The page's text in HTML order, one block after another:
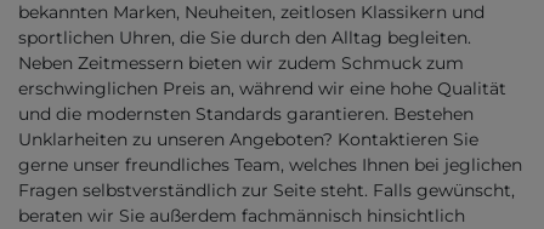
bekannten Marken, Neuheiten, zeitlosen Klassikern und
sportlichen Uhren, die Sie durch den Alltag begleiten.
Neben Zeitmessern bieten wir zudem Schmuck zum
erschwinglichen Preis an, während wir eine hohe Qualität
und die modernsten Standards garantieren. Bestehen
Unklarheiten zu unseren Angeboten? Kontaktieren Sie
gerne unser freundliches Team, welches Ihnen bei jeglichen
Fragen selbstverständlich zur Seite steht. Falls gewünscht,
beraten wir Sie außerdem fachmännisch hinsichtlich